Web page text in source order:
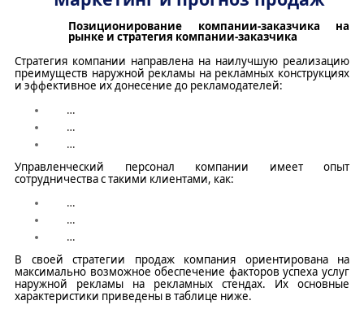
Позиционирование компании-заказчика на
рынке и стратегия компании-заказчика
Стратегия компании направлена на наилучшую реализацию
преимуществ наружной рекламы на рекламных конструкциях
и эффективное их донесение до рекламодателей:
…
…
…
Управленческий персонал компании имеет опыт
сотрудничества с такими клиентами, как:
…
…
…
В своей стратегии продаж компания ориентирована на
максимально возможное обеспечение факторов успеха услуг
наружной рекламы на рекламных стендах. Их основные
характеристики приведены в таблице ниже.